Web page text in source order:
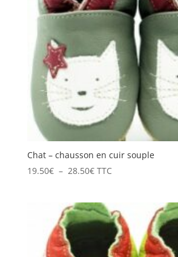
Chat – chausson en cuir souple
19.50€ – 28.50€Plage
19.50€
à
28.50€
TTC